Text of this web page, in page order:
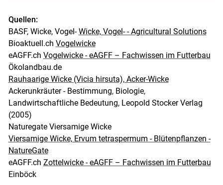
Quellen:
BASF, Wicke, Vogel-Wicke, Vogel- - Agricultural Solutions
Bioaktuell.ch Vogelwicke
eAGFF.ch Vogelwicke - eAGFF – Fachwissen im Futterbau
Ökolandbau.de
Rauhaarige Wicke (Vicia hirsuta), Acker-Wicke
Ackerunkräuter - Bestimmung, Biologie,
Landwirtschaftliche Bedeutung, Leopold Stocker Verlag
(2005)
Naturegate Viersamige Wicke
Viersamige Wicke, Ervum tetraspermum - Blütenpflanzen -
NatureGate
eAGFF.ch Zottelwicke - eAGFF – Fachwissen im Futterbau
Einböck